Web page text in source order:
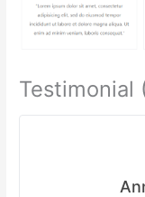
Testimonial